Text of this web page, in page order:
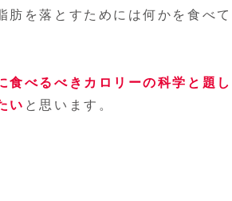
肪を落とすためには何かを食べ
食べるべきカロリーの科学と題
い と思います。